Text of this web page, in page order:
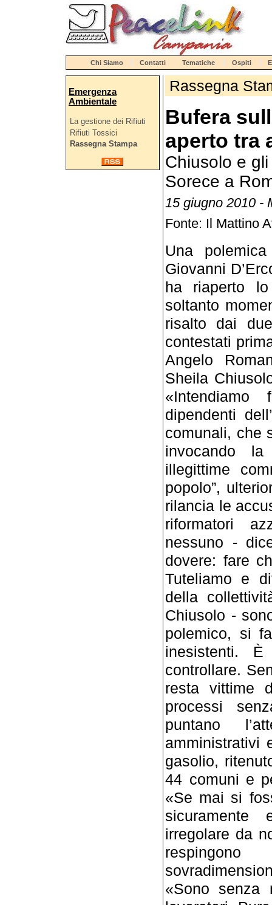
Chi Siamo Contatti Tematiche Ospiti
Emergenza
Ambientale
La gestione dei Rifiuti
Rifiuti Tossici
Rassegna Stampa
Rassegna
Bufera
aperto tra
Chiusolo e
Sorece a
15 giugno 2010 -
Fonte: Il Mattino
Una
Giovanni
ha riaperto
soltanto
risalto dai
contestati
Angelo
Sheila
dipendenti
comunali, che
invocando
illegittime
popolo”,
rilancia le
riformatori
nessuno -
dovere: fare
Tuteliamo e
della
Chiusolo -
polemico, si
inesistenti.
controllare.
resta vittime
processi
puntano
amministrativi
gasolio,
44 comuni e
«Se mai si
sicuramente
irregolare da
«Sono senza